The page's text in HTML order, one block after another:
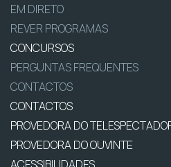
EM DIRETO
REVER PROGRAMAS
CONCURSOS
PERGUNTAS FREQUENTES
CONTACTOS
CONTACTOS
PROVEDORA DO
PROVEDORA DO OUVINTE